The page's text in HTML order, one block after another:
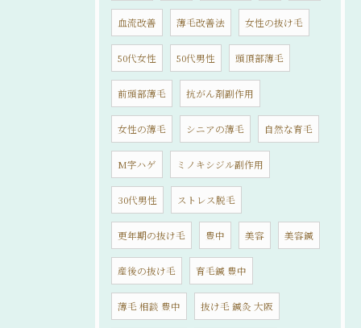
血流改善 薄毛改善法 女性の抜け毛
50代女性 50代男性 頭頂部薄毛
前頭部薄毛 抗がん剤副作用
女性の薄毛 シニアの薄毛 自然な育毛
M字ハゲ ミノキシジル副作用
30代男性 ストレス脱毛
更年期の抜け毛 豊中 美容 美容鍼
産後の抜け毛 育毛鍼 豊中
薄毛 相談 豊中 抜け毛 鍼灸 大阪